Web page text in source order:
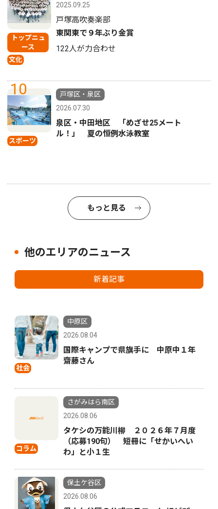
トップニュ
ース
文化
2025.09.25
戸塚高吹奏楽部
東関東で９年ぶり金賞
122人が力合わせ
10
スポーツ
戸塚区・泉区
2026.07.30
泉区・中田地区 「めざせ25メート
ル！」 夏の恒例水泳教室
もっと見る
他のエリアのニュース
新着記事
社会
中原区
2026.08.04
国際キャンプで県旗手に 中原中１年
齋藤さん
コラム
さがみはら南区
2026.08.06
タケシの万能川柳 ２０２６年７月度
（応募190句） 短冊に「せかいへい
わ」と小１生
保土ケ谷区
2026.08.06